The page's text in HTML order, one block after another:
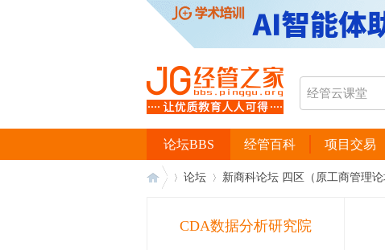
经管百科 项目交易
论坛BBS
论坛 新商科论坛 四区（原工商管理论
CDA数据分析研究院